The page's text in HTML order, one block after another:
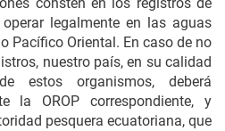
legalmente en las aguas
Pacífico Oriental. En caso de no
nuestro país, en su calidad
estos organismos, deberá
la OROP correspondiente, y
pesquera ecuatoriana, que